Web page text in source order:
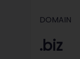
DOMAIN
.biz